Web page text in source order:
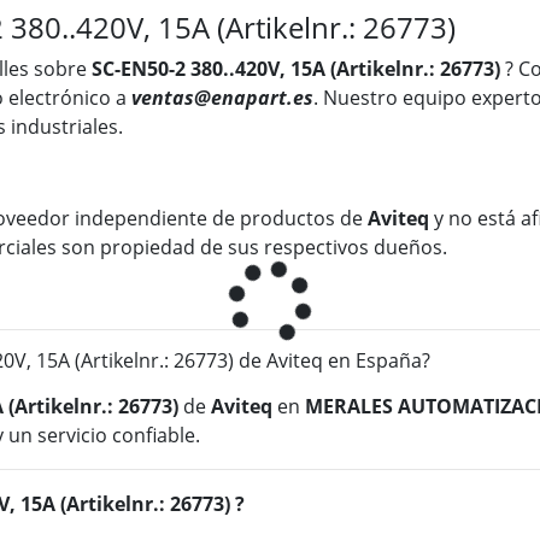
15A (Artikelnr.: 26773)
sobreSC-EN50-2 380..420V, 15A (Artikelnr.: 26773)?
a ventas@enapart.es. Nuestro equipo
industriales.
independiente de productos deAviteq y no está
son propiedad de sus respectivos dueños.
15A (Artikelnr.: 26773) de Aviteq en España?
(Artikelnr.: 26773) deAviteq en MERALES
servicio confiable.
15A (Artikelnr.: 26773) ?